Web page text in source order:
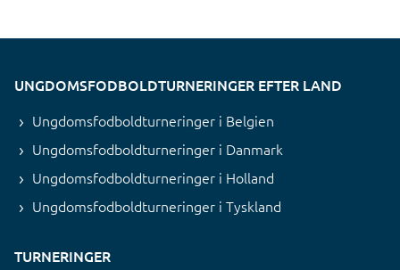
UNGDOMSFODBOLDTURNERINGER EFTER LAND
Ungdomsfodboldturneringer i Belgien
Ungdomsfodboldturneringer i Danmark
Ungdomsfodboldturneringer i Holland
Ungdomsfodboldturneringer i Tyskland
TURNERINGER